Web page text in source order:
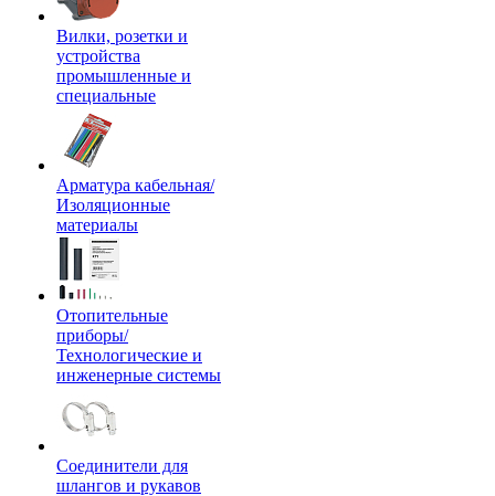
Вилки, розетки и
устройства
промышленные и
специальные
Арматура кабельная/
Изоляционные
материалы
Отопительные
приборы/
Технологические и
инженерные системы
Соединители для
шлангов и рукавов